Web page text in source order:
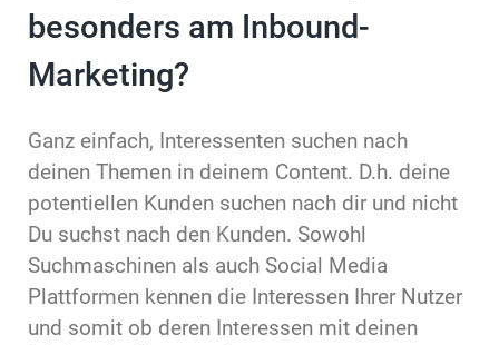
besonders am Inbound-
Marketing?
Ganz einfach, Interessenten suchen nach
deinen Themen in deinem Content. D.h. deine
potentiellen Kunden suchen nach dir und nicht
Du suchst nach den Kunden. Sowohl
Suchmaschinen als auch Social Media
Plattformen kennen die Interessen Ihrer Nutzer
und somit ob deren Interessen mit deinen